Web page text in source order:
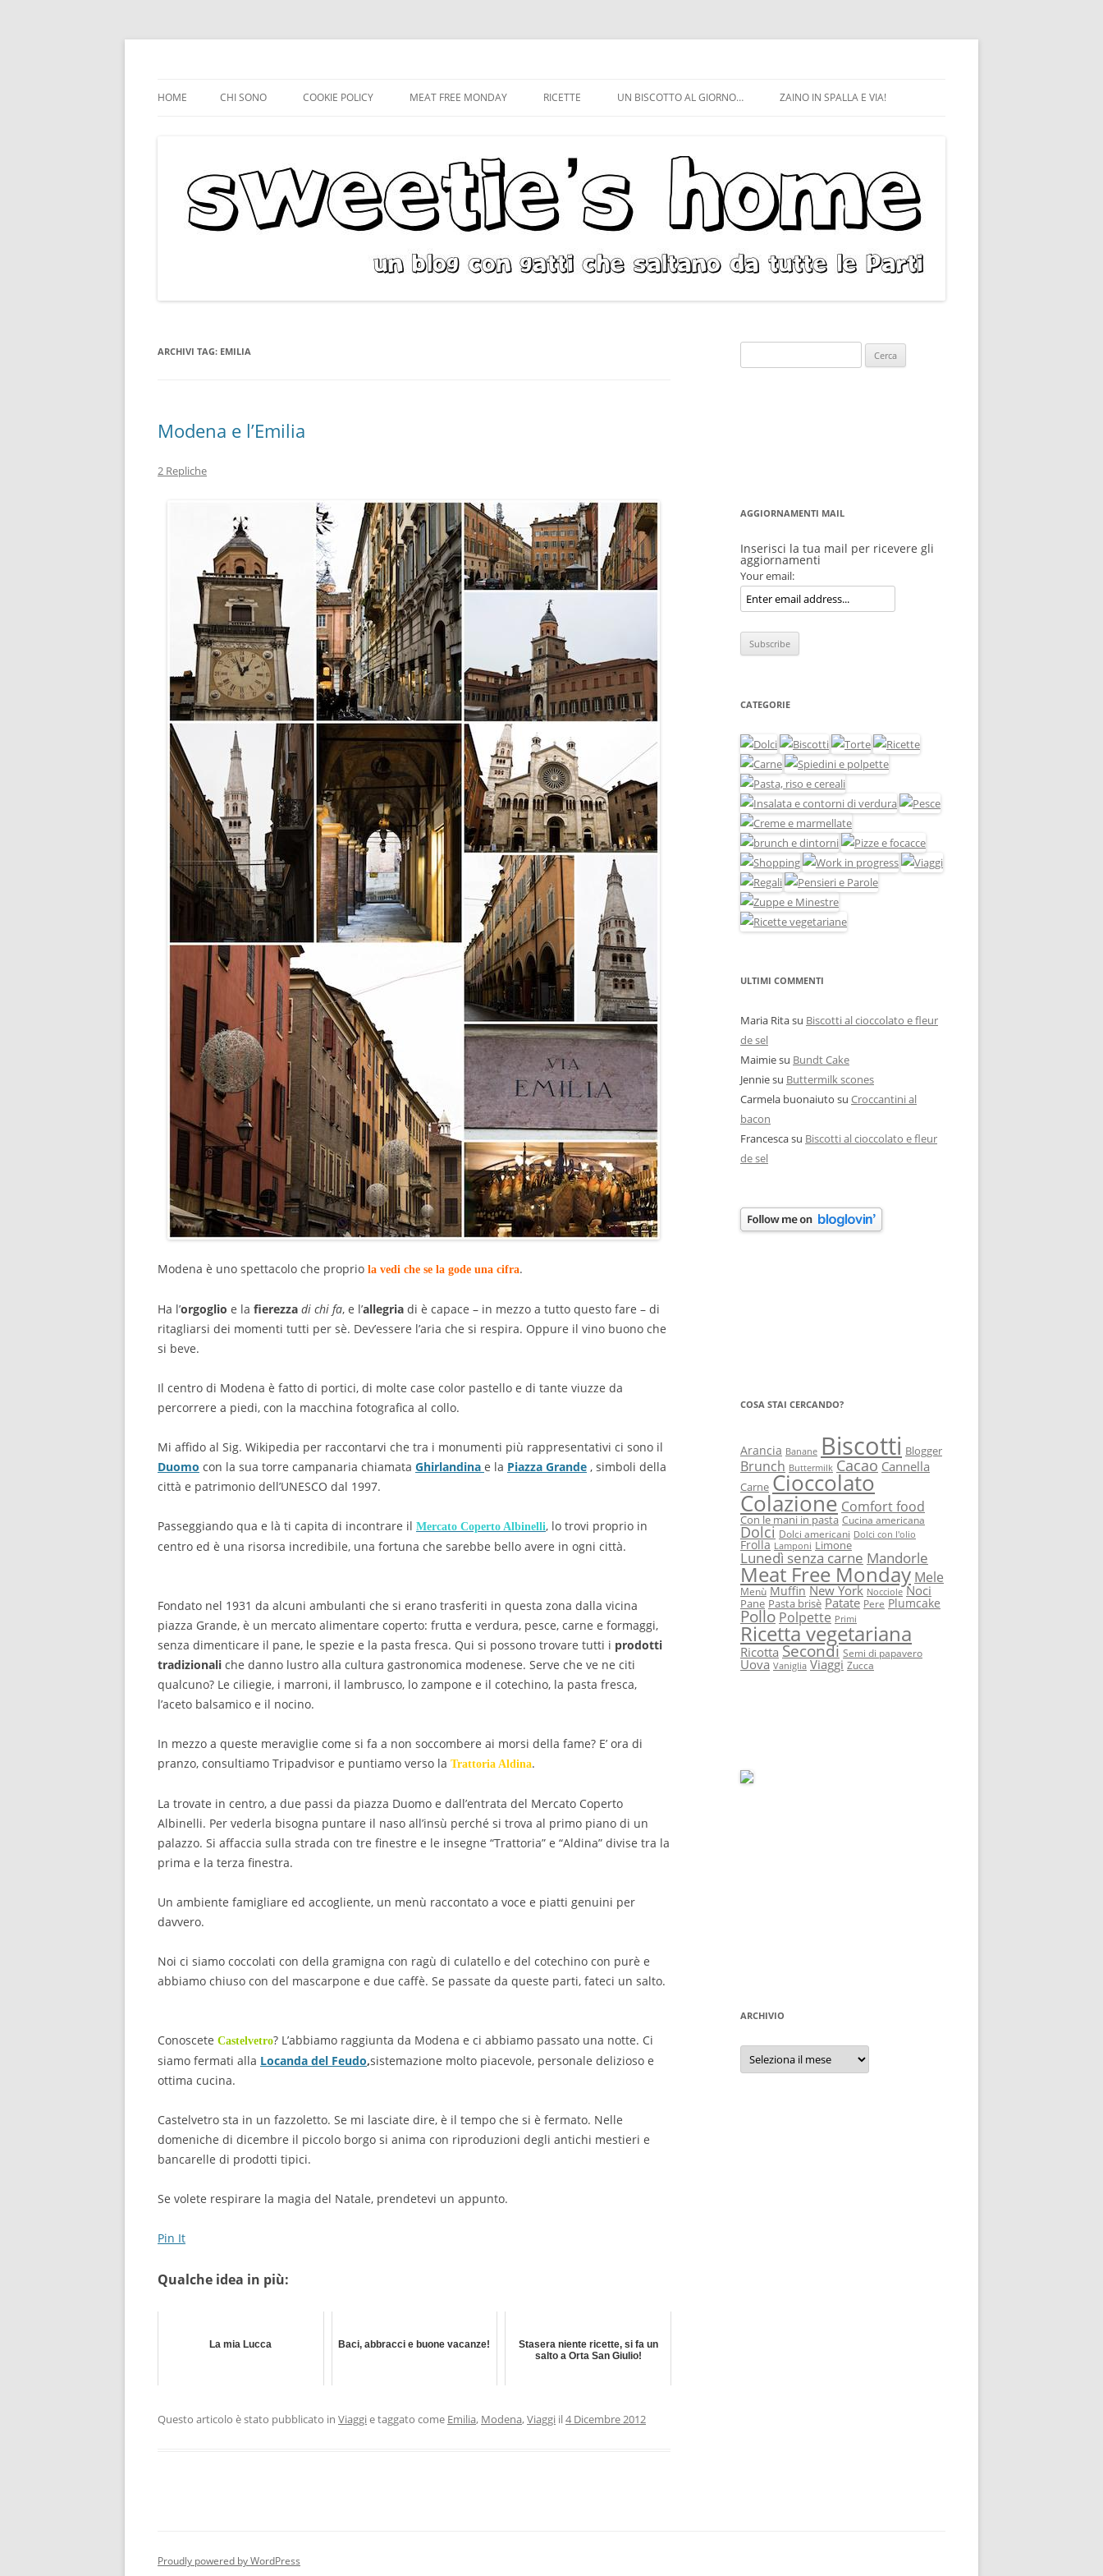
al
HOME CHI SONO COOKIE POLICY MEAT FREE MONDAY RICETTE UN BISCOTTO AL GIORNO… ZAINO IN SPALLA E VIA!
ARCHIVI TAG: EMILIA
Modena e l’Emilia
2 Repliche
Modena è uno spettacolo che proprio la vedi che se la gode una cifra.
Ha l’orgoglio e la fierezza di chi fa, e l’allegria di è capace – in mezzo a tutto questo fare – di
ritagliarsi dei momenti tutti per sè. Dev’essere l’aria che si respira. Oppure il vino buono che
si beve.
Il centro di Modena è fatto di portici, di molte case color pastello e di tante viuzze da
percorrere a piedi, con la macchina fotografica al collo.
Mi affido al Sig. Wikipedia per raccontarvi che tra i monumenti più rappresentativi ci sono il
Duomo con la sua torre campanaria chiamata Ghirlandina e la Piazza Grande , simboli della
città e patrimonio dell’UNESCO dal 1997.
Passeggiando qua e là ti capita di incontrare il Mercato Coperto Albinelli, lo trovi proprio in
centro ed è una risorsa incredibile, una fortuna che sarebbe bello avere in ogni città.
Fondato nel 1931 da alcuni ambulanti che si erano trasferiti in questa zona dalla vicina
piazza Grande, è un mercato alimentare coperto: frutta e verdura, pesce, carne e formaggi,
senza dimenticare il pane, le spezie e la pasta fresca. Qui si possono trovare tutti i prodotti
tradizionali che danno lustro alla cultura gastronomica modenese. Serve che ve ne citi
qualcuno? Le ciliegie, i marroni, il lambrusco, lo zampone e il cotechino, la pasta fresca,
l’aceto balsamico e il nocino.
In mezzo a queste meraviglie come si fa a non soccombere ai morsi della fame? E’ ora di
pranzo, consultiamo Tripadvisor e puntiamo verso la Trattoria Aldina.
La trovate in centro, a due passi da piazza Duomo e dall’entrata del Mercato Coperto
Albinelli. Per vederla bisogna puntare il naso all’insù perché si trova al primo piano di un
palazzo. Si affaccia sulla strada con tre finestre e le insegne “Trattoria” e “Aldina” divise tra la
prima e la terza finestra.
Un ambiente famigliare ed accogliente, un menù raccontato a voce e piatti genuini per
davvero.
Noi ci siamo coccolati con della gramigna con ragù di culatello e del cotechino con purè e
abbiamo chiuso con del mascarpone e due caffè. Se passate da queste parti, fateci un salto.
Conoscete Castelvetro? L’abbiamo raggiunta da Modena e ci abbiamo passato una notte. Ci
siamo fermati alla Locanda del Feudo,sistemazione molto piacevole, personale delizioso e
ottima cucina.
Castelvetro sta in un fazzoletto. Se mi lasciate dire, è il tempo che si è fermato. Nelle
domeniche di dicembre il piccolo borgo si anima con riproduzioni degli antichi mestieri e
bancarelle di prodotti tipici.
Se volete respirare la magia del Natale, prendetevi un appunto.
Pin It
Qualche idea in più:
La mia Lucca Baci, abbracci e buone vacanze!
Stasera niente ricette, si fa un
salto a Orta San Giulio!
Questo articolo è stato pubblicato in Viaggie taggato come Emilia, Modena,Viaggi il4 Dicembre 2012
per:
AGGIORNAMENTI MAIL
Inserisci la tua mail per ricevere gli
aggiornamenti
Your email:
CATEGORIE
ULTIMI COMMENTI
Maria Ritasu Biscotti al cioccolato e fleur
de sel
Maimiesu Bundt Cake
Jenniesu Buttermilk scones
Carmela buonaiuto su Croccantini al
bacon
Francescasu Biscotti al cioccolato e fleur
de sel
COSA STAI CERCANDO?
Arancia Banane Biscotti Blogger
Brunch Buttermilk Cacao Cannella
Carne Cioccolato
Colazione Comfort food
Con le mani in pasta Cucina americana
Dolci Dolci americani Dolci con l'olio
Frolla Lamponi Limone
Lunedì senza carne Mandorle
Meat Free Monday Mele
Menù Muffin New York Nocciole Noci
Pane Pasta brisè Patate Pere Plumcake
Pollo Polpette Primi
Ricetta vegetariana
Ricotta Secondi Semi di papavero
Uova Vaniglia Viaggi Zucca
ARCHIVIO
Archivio
Proudly powered by WordPress